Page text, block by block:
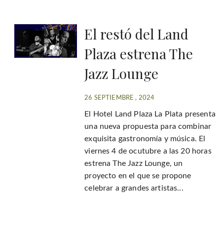
El restó del Land
Plaza estrena The
Jazz Lounge
26 SEPTIEMBRE , 2024
El Hotel Land Plaza La Plata presenta
una nueva propuesta para combinar
exquisita gastronomía y música. El
viernes 4 de ocutubre a las 20 horas
estrena The Jazz Lounge, un
proyecto en el que se propone
celebrar a grandes artistas...